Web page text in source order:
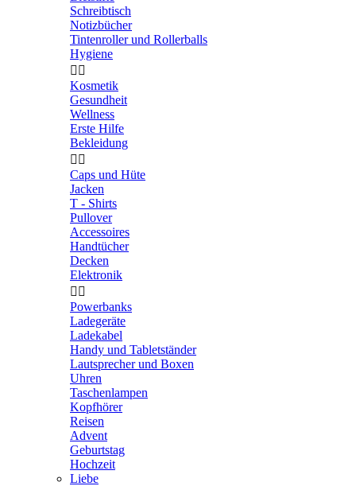
Schreibtisch
Notizbücher
Tintenroller und Rollerballs
Hygiene
 
Kosmetik
Gesundheit
Wellness
Erste Hilfe
Bekleidung
 
Caps und Hüte
Jacken
T - Shirts
Pullover
Accessoires
Handtücher
Decken
Elektronik
 
Powerbanks
Ladegeräte
Ladekabel
Handy und Tabletständer
Lautsprecher und Boxen
Uhren
Taschenlampen
Kopfhörer
Reisen
Advent
Geburtstag
Hochzeit
Liebe